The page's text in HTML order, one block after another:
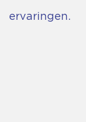
ervaringen.